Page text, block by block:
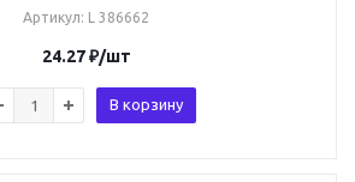
Артикул: L 386662
24.27₽/шт
В корзину